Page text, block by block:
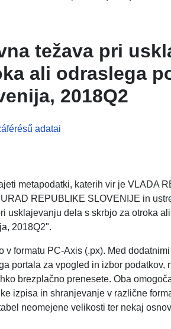
težava pri
ali odraslega
2018Q2
adatai
metapodatki, katerih vir je VLADA
REPUBLIKE SLOVENIJE in
usklajevanju dela s skrbjo za otroka
2018Q2".
v formatu PC-Axis (.px). Med
portala za vpogled in izbor podatkov,
brezplačno prenesete. Oba
izpisa in shranjevanje v različne
neomejene velikosti ter nekaj